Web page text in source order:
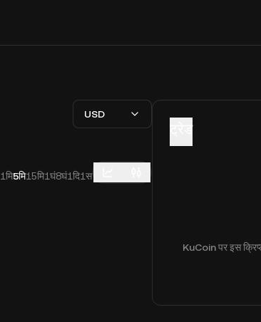
USD
1मि5मि15मि1घं8घं1दि1स
KuCoin पर इस